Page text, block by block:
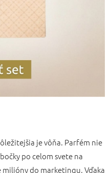
je vôňa. Parfém nie
po celom svete na
do marketingu. Vďaka